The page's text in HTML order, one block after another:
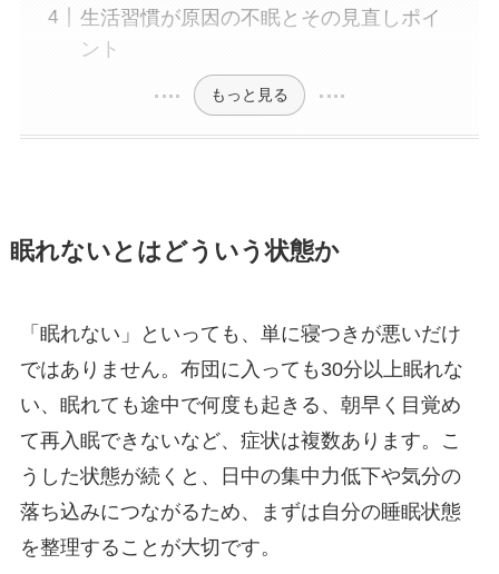
生活習慣が原因の不眠とその見直しポイ
ント
もっと見る
眠れないとはどういう状態か
「眠れない」といっても、単に寝つきが悪いだけ
ではありません。布団に入っても30分以上眠れな
い、眠れても途中で何度も起きる、朝早く目覚め
て再入眠できないなど、症状は複数あります。こ
うした状態が続くと、日中の集中力低下や気分の
落ち込みにつながるため、まずは自分の睡眠状態
を整理することが大切です。